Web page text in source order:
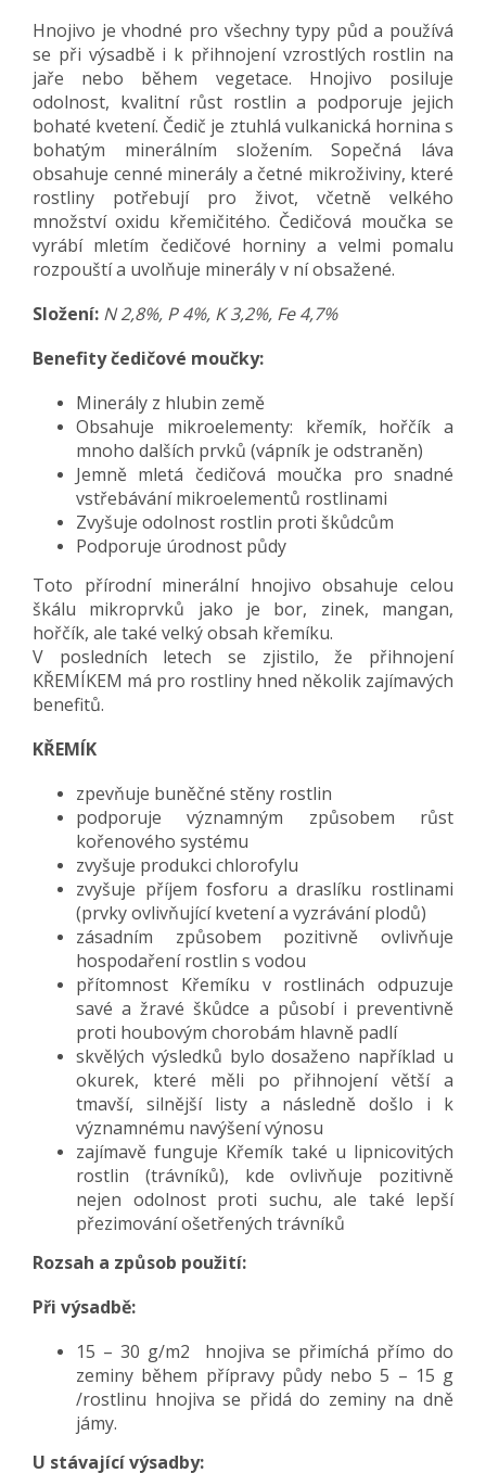
Hnojivo je vhodné pro všechny typy půd a používá
se při výsadbě i k přihnojení vzrostlých rostlin na
jaře nebo během vegetace. Hnojivo posiluje
odolnost, kvalitní růst rostlin a podporuje jejich
bohaté kvetení. Čedič je ztuhlá vulkanická hornina s
bohatým minerálním složením. Sopečná láva
obsahuje cenné minerály a četné mikroživiny, které
rostliny potřebují pro život, včetně velkého
množství oxidu křemičitého. Čedičová moučka se
vyrábí mletím čedičové horniny a velmi pomalu
rozpouští a uvolňuje minerály v ní obsažené.
Složení: N 2,8%, P 4%, K 3,2%, Fe 4,7%
Benefity čedičové moučky:
Minerály z hlubin země
Obsahuje mikroelementy: křemík, hořčík a
mnoho dalších prvků (vápník je odstraněn)
Jemně mletá čedičová moučka pro snadné
vstřebávání mikroelementů rostlinami
Zvyšuje odolnost rostlin proti škůdcům
Podporuje úrodnost půdy
Toto přírodní minerální hnojivo obsahuje celou
škálu mikroprvků jako je bor, zinek, mangan,
hořčík, ale také velký obsah křemíku.
V posledních letech se zjistilo, že přihnojení
KŘEMÍKEM má pro rostliny hned několik zajímavých
benefitů.
KŘEMÍK
zpevňuje buněčné stěny rostlin
podporuje významným způsobem růst
kořenového systému
zvyšuje produkci chlorofylu
zvyšuje příjem fosforu a draslíku rostlinami
(prvky ovlivňující kvetení a vyzrávání plodů)
zásadním způsobem pozitivně ovlivňuje
hospodaření rostlin s vodou
přítomnost Křemíku v rostlinách odpuzuje
savé a žravé škůdce a působí i preventivně
proti houbovým chorobám hlavně padlí
skvělých výsledků bylo dosaženo například u
okurek, které měli po přihnojení větší a
tmavší, silnější listy a následně došlo i k
významnému navýšení výnosu
zajímavě funguje Křemík také u lipnicovitých
rostlin (trávníků), kde ovlivňuje pozitivně
nejen odolnost proti suchu, ale také lepší
přezimování ošetřených trávníků
Rozsah a způsob použití:
Při výsadbě:
15 – 30 g/m2 hnojiva se přimíchá přímo do
zeminy během přípravy půdy nebo 5 – 15 g
/rostlinu hnojiva se přidá do zeminy na dně
jámy.
U stávající výsadby: